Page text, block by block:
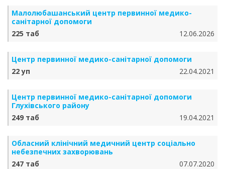
Малолюбашанський центр первинної медико-
санітарної допомоги
225 таб
12.06.2026
Центр первинної медико-санітарної допомоги
22 уп
22.04.2021
Центр первинної медико-санітарної допомоги
Глухівського району
249 таб
19.04.2021
Обласний клінічний медичний центр соціально
небезпечних захворювань
247 таб
07.07.2020